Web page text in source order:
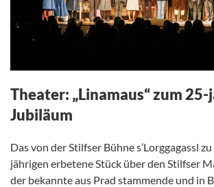
Theater: „Linamaus“ zum
Jubiläum
Das von der Stilfser Bühne s’Lorggagassl
jährigen erbetene Stück über den Stilfser
der bekannte aus Prad stammende und in